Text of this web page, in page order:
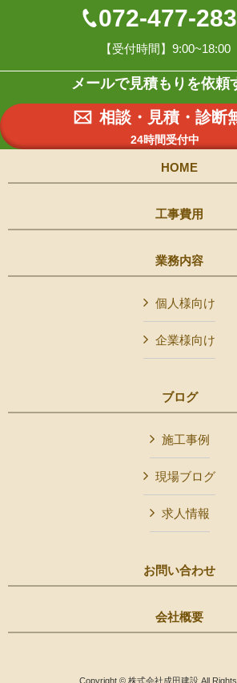
072-477-
【受付時間】9:00~18:00
メールで見積もりを依頼
相談・見積・診断
24時間受付中
HOME
工事費用
業務内容
個人様向け
企業様向け
ブログ
施工事例
現場ブログ
求人情報
お問い合わせ
会社概要
Copyright © 株式会社成田建設 All